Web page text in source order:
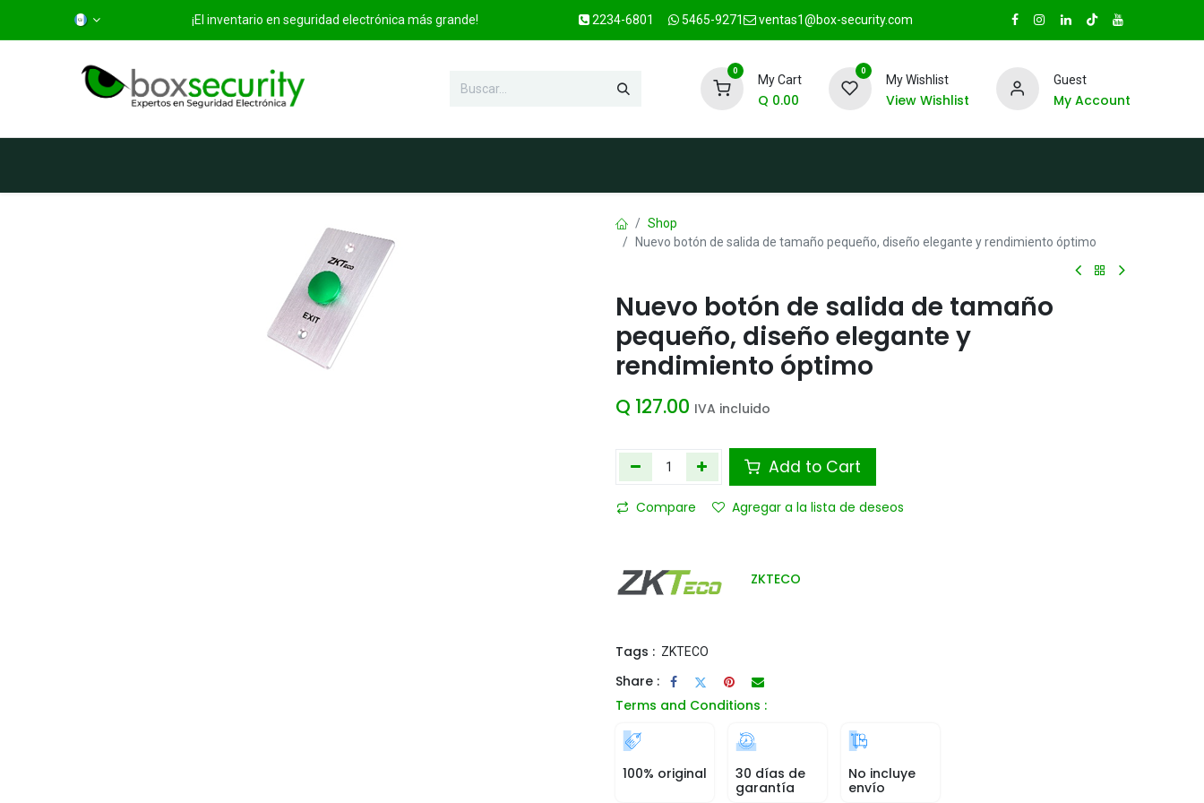
¡El inventario en seguridad electrónica más grande! 2234-6801 5465-9271 ventas1@box-security.com
0
My Cart
Q 0.00
0
My Wishlist
View Wishlist
Guest
My Account
Shop
Nuevo botón de salida de tamaño pequeño, diseño elegante y rendimiento óptimo
Nuevo botón de salida de tamaño
pequeño, diseño elegante y
rendimiento óptimo
Q 127.00 IVA incluido
Add to Cart
Compare Agregar a la lista de deseos
ZKTECO
Tags : ZKTECO
Share :
Terms and Conditions :
100% original
30 días de
garantía
No incluye
envío